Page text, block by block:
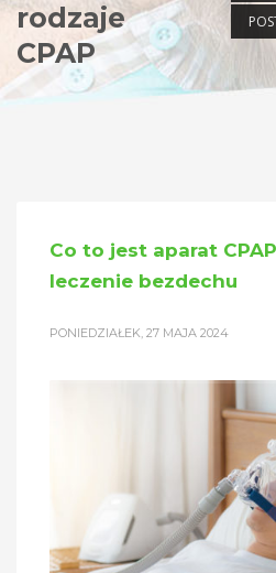
rodzaje
CPAP
Co to jest aparat
leczenie bezdechu
PONIEDZIAŁEK, 27 MAJA 2024